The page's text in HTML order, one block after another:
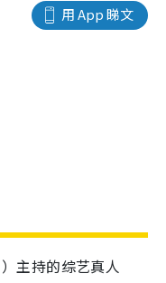
用 App 睇文
主持的综艺真人